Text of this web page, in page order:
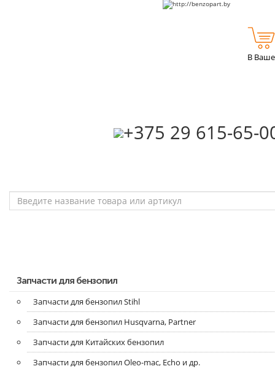
‎+375 29 615-65-
В
Запчасти для бензопил
Запчасти для бензопил Stihl
Запчасти для бензопил Husqvarna, Partner
Запчасти для Китайских бензопил
Запчасти для бензопил Oleo-mac, Echo и др.